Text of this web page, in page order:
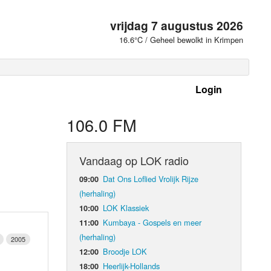
vrijdag 7 augustus 2026
16.6°C / Geheel bewolkt in Krimpen
Login
2005
106.0 FM
Vandaag op LOK radio
09:00 Dat Ons Loflied Vrolijk Rijze
(herhaling)
10:00 LOK Klassiek
11:00 Kumbaya - Gospels en meer
(herhaling)
12:00 Broodje LOK
18:00 Heerlijk-Hollands